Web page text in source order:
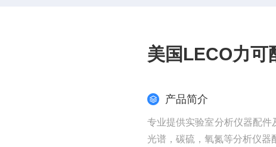
美国LECO力可
产品简介
专业提供实验室分析仪器配
光谱，碳硫，氧氮等分析仪器